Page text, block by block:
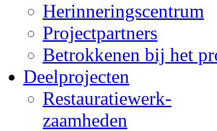
Herinneringscentrum
Projectpartners
Betrokkenen bij het
Deelprojecten
Restauratiewerk-
zaamheden